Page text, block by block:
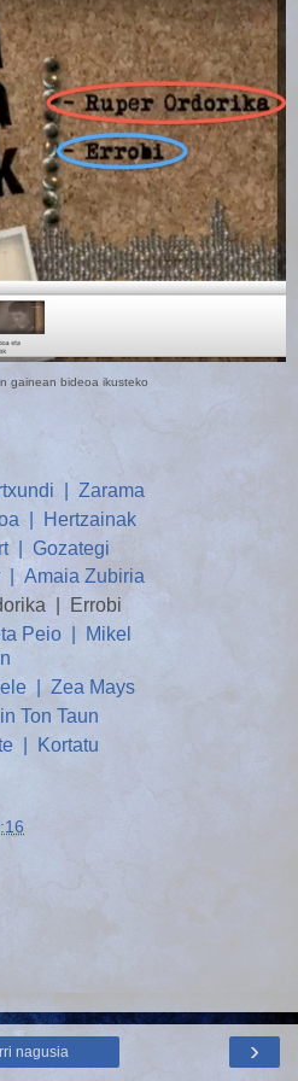
gainean bideoa ikusteko
| Zarama
| Hertzainak
| Gozategi
| Amaia Zubiria
| Errobi
Peio | Mikel
| Zea Mays
Ton Taun
| Kortatu
›
nagusia